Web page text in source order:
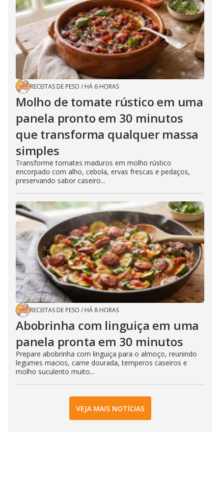
RECEITAS DE PESO / HÁ 6 HORAS
Molho de tomate rústico em uma
panela pronto em 30 minutos
que transforma qualquer massa
simples
Transforme tomates maduros em molho rústico
encorpado com alho, cebola, ervas frescas e pedaços,
preservando sabor caseiro...
RECEITAS DE PESO / HÁ 8 HORAS
Abobrinha com linguiça em uma
panela pronta em 30 minutos
Prepare abobrinha com linguiça para o almoço, reunindo
legumes macios, carne dourada, temperos caseiros e
molho suculento muito...
VEJA MAIS NOTÍCIAS